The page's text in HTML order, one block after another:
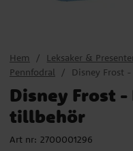
Hem Leksaker &
Pennfodral
Disney Frost
Disney Frost
tillbehör
Art nr: 2700001296